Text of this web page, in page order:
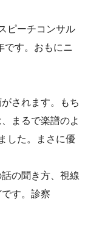
ピーチコンサル
です。おもにニ
されます。もち
まるで楽譜のよ
した。まさに優
の聞き方、視線
す。診察